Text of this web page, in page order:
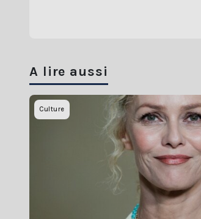
A lire aussi
Culture